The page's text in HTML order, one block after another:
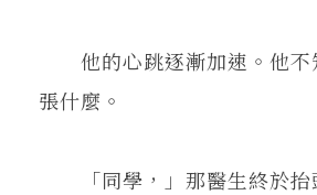
他的心跳逐漸加速。他不
張什麼。
「同學，」那醫生終於抬